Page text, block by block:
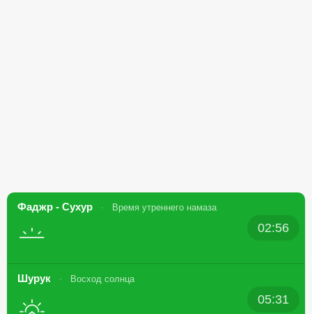
Фаджр - Сухур Время утреннего намаза
02:56
Шурук Восход солнца
05:31